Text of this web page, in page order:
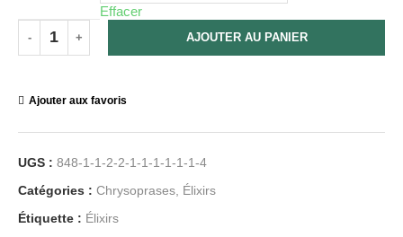
Effacer
AJOUTER AU PANIER
Ajouter aux favoris
UGS : 848-1-1-2-2-1-1-1-1-1-1-4
Catégories : Chrysoprases Élixirs
Étiquette : Élixirs